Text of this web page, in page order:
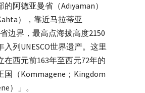
阿德亚曼省（Adıyaman）
），靠近马拉蒂亚
省边界，最高点海拔高度2150
入列UNESCO世界遗产。这里
在西元前163年至西元72年的
国（Kommagene；Kingdom
）」。